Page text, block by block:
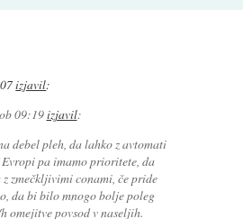
izjavil:
09:19izjavil:
debel pleh, da lahko z avtomati
pa imamo prioritete, da
z zmečkljivimi conami, če pride
da bi bilo mnogo bolje poleg
omejitve povsod v naseljih.